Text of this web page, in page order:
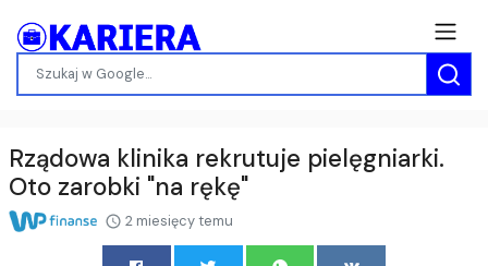
Rządowa klinika rekrutuje pielęgniarki.
Oto zarobki "na rękę"
2 miesięcy temu